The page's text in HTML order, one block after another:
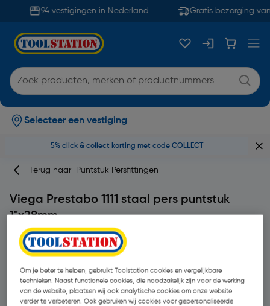
94 vestigingen in Nederland Gratis bezorging
Selecteer een vestiging
5% click & collect korting met code COLLECT
Terug naar Puntstuk Persfittingen
Viega Prestabo 1111 staal pers puntstuk
1"x28mm
MerkViega Productcode: 10581
Om je beter te helpen, gebruikt Toolstation cookies en vergelijkbare
technieken. Naast functionele cookies, die noodzakelijk zijn voor de werking
van de website, plaatsen wij ook analytische cookies om onze website
verder te verbeteren. Ook gebruiken wij cookies voor gepersonaliseerde